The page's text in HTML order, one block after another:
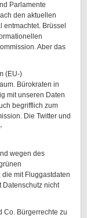
Parlamente
den aktuellen
Brüssel
Aber das
(EU-)
Bürokraten in
mit unseren Daten
begrifflich zum
Die Twitter und
wegen des
mit Fluggastdaten
Datenschutz nicht
Co. Bürgerrechte zu